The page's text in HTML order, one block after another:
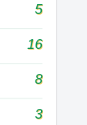
5
16
8
3